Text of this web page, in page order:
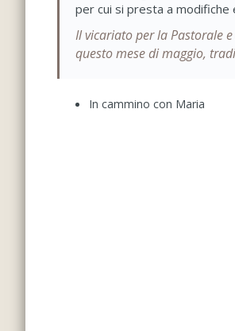
per cui si presta a
Il vicariato per la Pastorale
questo mese di maggio,
In cammino con Maria